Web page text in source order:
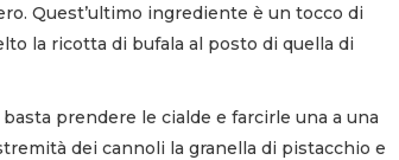
Quest’ultimo ingrediente è un tocco di
la ricotta di bufala al posto di quella di
prendere le cialde e farcirle una a una
dei cannoli la granella di pistacchio e